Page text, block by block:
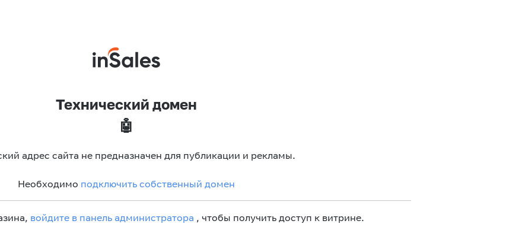
Технический домен
🤖
адрес сайта не предназначен для публикации и рекламы.
Необходимо подключить собственный домен
войдите в панель администратора , чтобы получить доступ к витрине.